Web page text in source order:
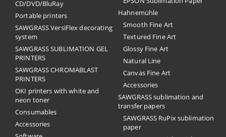
CD/DVD/BluRay
Portable printers
SAWGRASS VersiFlex decorating
system
SAWGRASS SUBLIMATION GEL
PRINTERS
SAWGRASS CHROMABLAST
PRINTERS
OKI printers with white and
neon toner
Consumables
Accessories
Hahnemühle
Smooth Fine Art
Textured Fine Art
Glossy Fine Art
Natural Line
Canvas Fine Art
Accessories
SAWGRASS sublimation and
transfer papers
SAWGRASS RuPix sublimation
paper